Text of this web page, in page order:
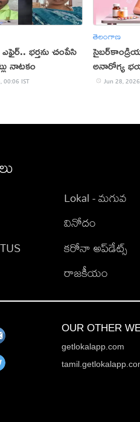
ఎఫైర్.. భర్తను చంపేసి
నాటకం
00:06 IST
తెలంగాణ
అనారోగ్య
Jun 28,
Lokal - మగువ
వినోదం
కరోనా అప్‌డేట్స్
రాజకీయం
OUR OTHER
getlokalapp.com